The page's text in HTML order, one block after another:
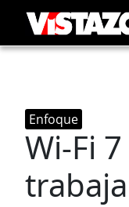
Enfoque
Wi-Fi